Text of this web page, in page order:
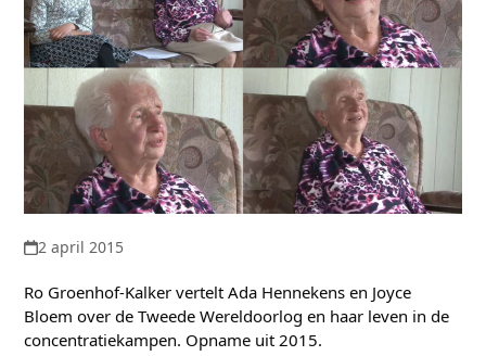
2 april 2015
Ro Groenhof-Kalker vertelt Ada Hennekens en Joyce
Bloem over de Tweede Wereldoorlog en haar leven in de
concentratiekampen. Opname uit 2015.